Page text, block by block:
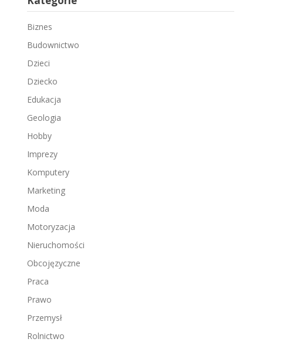
Biznes
Budownictwo
Dzieci
Dziecko
Edukacja
Geologia
Hobby
Imprezy
Komputery
Marketing
Moda
Motoryzacja
Nieruchomości
Obcojęzyczne
Praca
Prawo
Przemysł
Rolnictwo